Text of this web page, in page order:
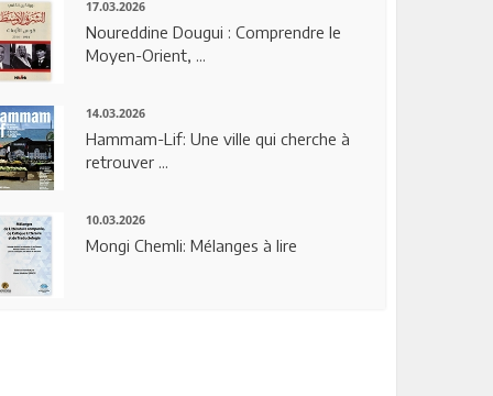
17.03.2026
Noureddine Dougui : Comprendre le
Moyen-Orient, ...
14.03.2026
Hammam-Lif: Une ville qui cherche à
retrouver ...
10.03.2026
Mongi Chemli: Mélanges à lire